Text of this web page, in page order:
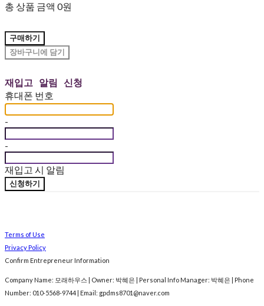
총 상품 금액 0원
구매하기
장바구니에 담기
재입고 알림 신청
휴대폰 번호
-
-
재입고 시 알림
신청하기
Terms of Use
Privacy Policy
Confirm Entrepreneur Information
Company Name: 모래하우스 | Owner: 박혜은 | Personal Info Manager: 박혜은 | Phone
Number: 010-5568-9744 | Email: gpdms8701@naver.com